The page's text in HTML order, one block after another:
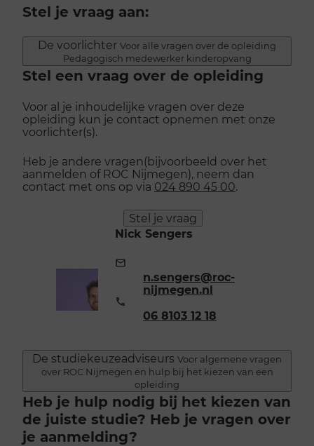
Stel je vraag aan:
De voorlichter Voor alle vragen over de opleiding
Pedagogisch medewerker kinderopvang
Stel een vraag over de opleiding
Voor al je inhoudelijke vragen over deze
opleiding kun je contact opnemen met onze
voorlichter(s).
Heb je andere vragen(bijvoorbeeld over het
aanmelden of ROC Nijmegen), neem dan
contact met ons op via 024 890 45 00.
Stel je vraag
Nick Sengers
mailadres:
n.sengers@roc-
nijmegen.nl
06 8103 12 18
De studiekeuzeadviseurs Voor algemene vragen
over ROC Nijmegen en hulp bij het kiezen van een
opleiding
Heb je hulp nodig bij het kiezen van
de juiste studie? Heb je vragen over
je aanmelding?